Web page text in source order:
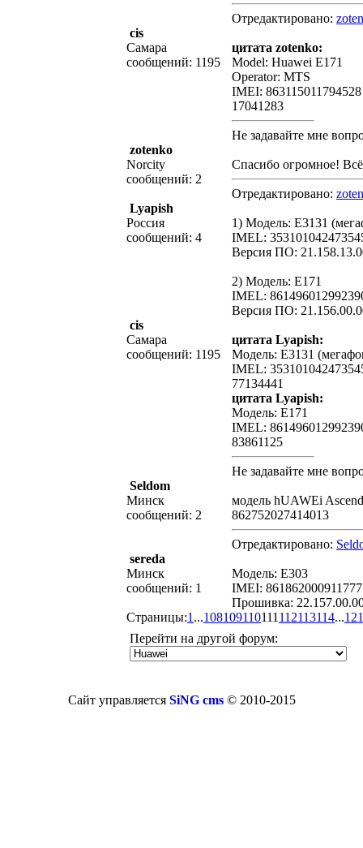
Отредактировано:
cis
Самара
сообщений: 1195
цитата zotenko:
Model: Huawei E171
Operator: MTS
IMEI: 863115011794528
17041283
Не задавайте мне
zotenko
Norcity
сообщений: 2
Спасибо огромное!
Отредактировано:
Lyapish
Россия
сообщений: 4
1) Модель: Е3131
IMEL:
Версия ПО:
2) Модель: Е171
IMEL:
Версия ПО:
cis
Самара
сообщений: 1195
цитата Lyapish:
Модель: Е3131
IMEL:
77134441
цитата Lyapish:
Модель: Е171
IMEL:
83861125
Не задавайте мне
Seldom
Минск
сообщений: 2
модель hUAWEi
862752027414013
Отредактировано:
sereda
Минск
сообщений: 1
Модель: E303
IMEI: 861862000911777
Прошивка:
Страницы:1 ...108109110111 112113114...121
Перейти на другой форум:
Сайт управляется SiNG cms© 2010-2015